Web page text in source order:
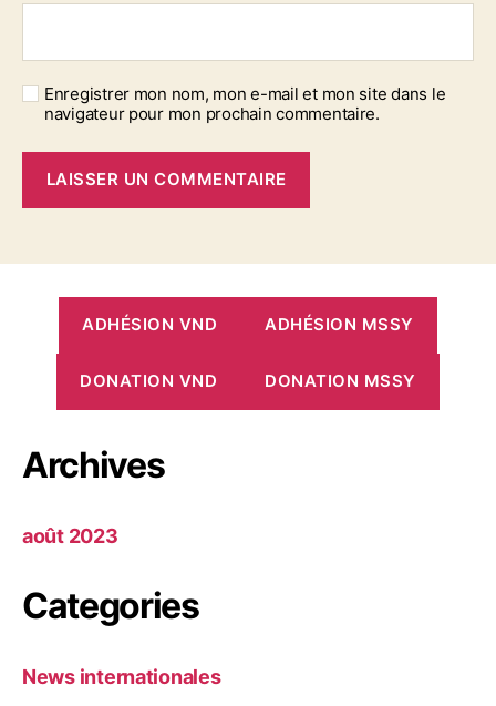
Enregistrer mon nom, mon e-mail et mon site dans le
navigateur pour mon prochain commentaire.
ADHÉSION VND ADHÉSION MSSY
DONATION VND DONATION MSSY
Archives
août 2023
Categories
News internationales